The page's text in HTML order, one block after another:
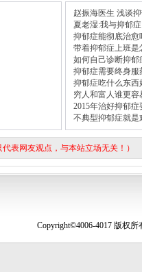
赵振海医生 浅谈
夏老湿:我与抑郁症
抑郁症能彻底治愈
带着抑郁症上班是
如何自己诊断抑郁
抑郁症需要终身服
抑郁症吃什么东西
穷人和富人谁更容
2015年治好抑郁症
不典型抑郁症就是
表网友观点，与本站立场无关！）
Copyright©4006-4017 版权